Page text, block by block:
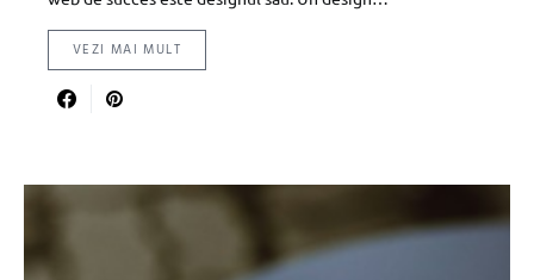
VEZI MAI MULT